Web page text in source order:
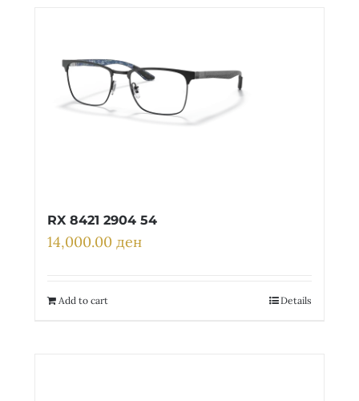
RX 8421 2904 54
14,000.00 ден
Add to cart Details